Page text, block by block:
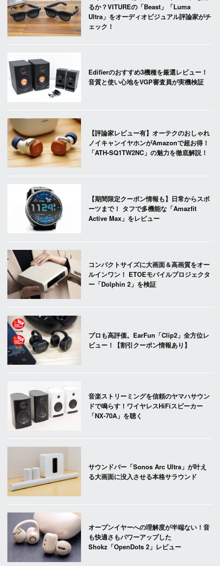
るか？VITUREの「Beast」「Luma
Ultra」をオーディオビジュアル評論家がチ
ェック！
Edifierのおすすめ3機種を厳選レビュー！
音質と使い心地をVGP審査員が実機検証
【評論家レビュー有】オーテクのおしゃれ
ノイキャンイヤホンがAmazonで超お得！
「ATH-SQ1TW2NC」の魅力を徹底解説！
【期間限定クーポン情報も】日常からスポ
ーツまで！ タフで多機能な「Amazfit
Active Max」をレビュー
コンパクトサイズに大画面＆高画質をオー
ルインワン！ ETOEモバイルプロジェクタ
ー「Dolphin 2」を検証
プロも高評価。EarFun「Clip2」全方位レ
ビュー！【割引クーポン情報あり】
音楽ストリーミングを信頼のヤマハサウン
ドで鳴らす！ワイヤレスHiFiスピーカー
「NX-70A」を聴く
サウンドバー「Sonos Arc Ultra」が叶え
る大画面に没入させる本格サラウンド
オープンイヤーへの理解度が半端ない！音
も快適さもパワーアップした
Shokz「OpenDots 2」レビュー